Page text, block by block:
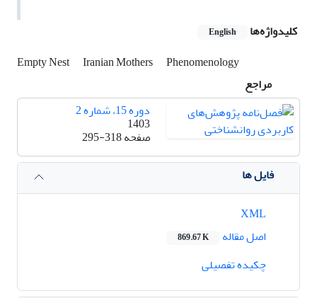
کلیدواژه‌ها
English
Empty Nest Iranian Mothers
Phenomenology
مراجع
دوره 15، شماره 2
1403
صفحه295-318
فایل ها
اصل مقاله
869.67 K
چکیده تفصیلی